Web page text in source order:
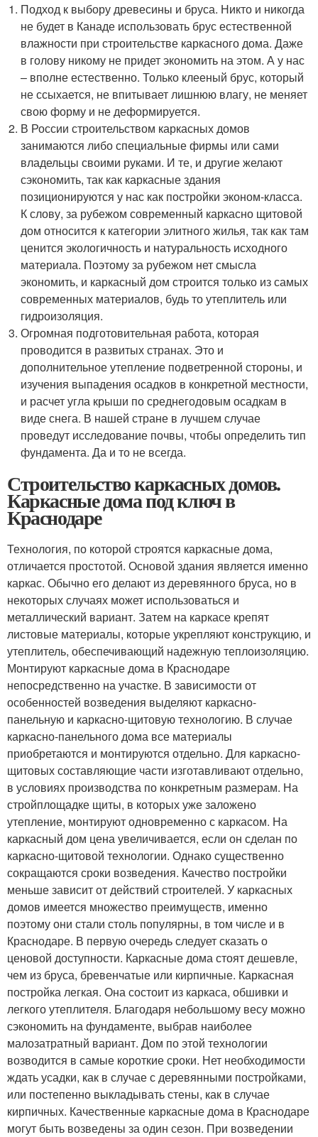
Подход к выбору древесины и бруса. Никто и никогда
не будет в Канаде использовать брус естественной
влажности при строительстве каркасного дома. Даже
в голову никому не придет экономить на этом. А у нас
– вполне естественно. Только клееный брус, который
не ссыхается, не впитывает лишнюю влагу, не меняет
свою форму и не деформируется.
В России строительством каркасных домов
занимаются либо специальные фирмы или сами
владельцы своими руками. И те, и другие желают
сэкономить, так как каркасные здания
позиционируются у нас как постройки эконом-класса.
К слову, за рубежом современный каркасно щитовой
дом относится к категории элитного жилья, так как там
ценится экологичность и натуральность исходного
материала. Поэтому за рубежом нет смысла
экономить, и каркасный дом строится только из самых
современных материалов, будь то утеплитель или
гидроизоляция.
Огромная подготовительная работа, которая
проводится в развитых странах. Это и
дополнительное утепление подветренной стороны, и
изучения выпадения осадков в конкретной местности,
и расчет угла крыши по среднегодовым осадкам в
виде снега. В нашей стране в лучшем случае
проведут исследование почвы, чтобы определить тип
фундамента. Да и то не всегда.
Строительство каркасных домов.
Каркасные дома под ключ в
Краснодаре
Технология, по которой строятся каркасные дома,
отличается простотой. Основой здания является именно
каркас. Обычно его делают из деревянного бруса, но в
некоторых случаях может использоваться и
металлический вариант. Затем на каркасе крепят
листовые материалы, которые укрепляют конструкцию, и
утеплитель, обеспечивающий надежную теплоизоляцию.
Монтируют каркасные дома в Краснодаре
непосредственно на участке. В зависимости от
особенностей возведения выделяют каркасно-
панельную и каркасно-щитовую технологию. В случае
каркасно-панельного дома все материалы
приобретаются и монтируются отдельно. Для каркасно-
щитовых составляющие части изготавливают отдельно,
в условиях производства по конкретным размерам. На
стройплощадке щиты, в которых уже заложено
утепление, монтируют одновременно с каркасом. На
каркасный дом цена увеличивается, если он сделан по
каркасно-щитовой технологии. Однако существенно
сокращаются сроки возведения. Качество постройки
меньше зависит от действий строителей. У каркасных
домов имеется множество преимуществ, именно
поэтому они стали столь популярны, в том числе и в
Краснодаре. В первую очередь следует сказать о
ценовой доступности. Каркасные дома стоят дешевле,
чем из бруса, бревенчатые или кирпичные. Каркасная
постройка легкая. Она состоит из каркаса, обшивки и
легкого утеплителя. Благодаря небольшому весу можно
сэкономить на фундаменте, выбрав наиболее
малозатратный вариант. Дом по этой технологии
возводится в самые короткие сроки. Нет необходимости
ждать усадки, как в случае с деревянными постройками,
или постепенно выкладывать стены, как в случае
кирпичных. Качественные каркасные дома в Краснодаре
могут быть возведены за один сезон. При возведении